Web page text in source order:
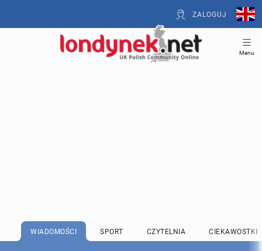
ZALOGUJ
Menu
WIADOMOŚCI SPORT CZYTELNIA CIEKAWOSTKI